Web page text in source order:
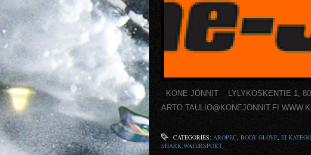
KONE JÖNNIT LYLYKOSKENTIE 1,
ARTO.TAULIO@KONEJONNIT.FI
CATEGORIES: AROPEC, BODY GLOVE, EI
SHARK WATERSPORT